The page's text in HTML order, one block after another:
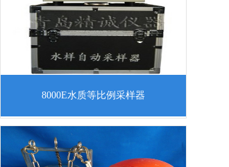
知识，该
配套12瓶或者24瓶样品自动分装箱使用。
符合中国环境保护部水质自动采样器技术
8000E水质等比例采样器